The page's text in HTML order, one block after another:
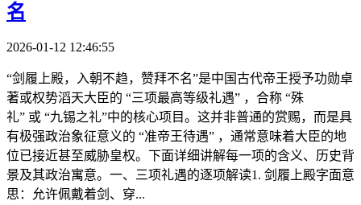
名
2026-01-12 12:46:55
“剑履上殿，入朝不趋，赞拜不名”是中国古代帝王授予功勋卓
著或权势滔天大臣的 “三项最高等级礼遇” ，合称 “殊
礼” 或 “九锡之礼”中的核心项目。这并非普通的赏赐，而是具
有极强政治象征意义的 “准帝王待遇” ，通常意味着大臣的地
位已接近甚至威胁皇权。下面详细讲解每一项的含义、历史背
景及其政治寓意。一、三项礼遇的逐项解读1. 剑履上殿字面意
思：允许佩戴着剑、穿...